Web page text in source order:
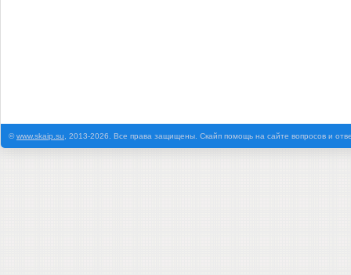
©www.skaip.su , 2013-2026. Все права защищены. Скайп помощь на сайте вопросов и